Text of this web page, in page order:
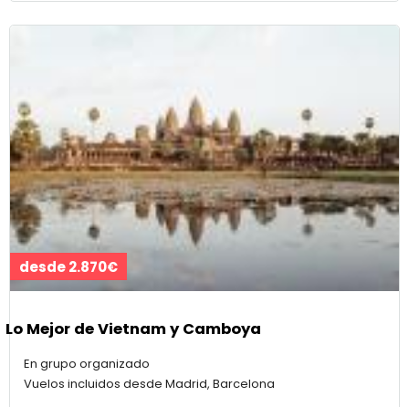
desde 2.870€
Lo Mejor de Vietnam y Camboya
En grupo organizado
Vuelos incluidos desde Madrid, Barcelona